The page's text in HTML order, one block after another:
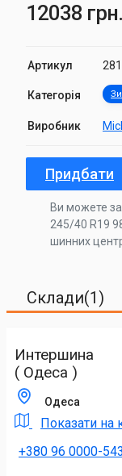
12038 грн.
Артикул
Категорія
Виробник
Придбати
Ви можете
245/40 R19
шинних
Склади(1)
Интершина
( Одеса )
Одеса
Показати на
+380 96 0000-543